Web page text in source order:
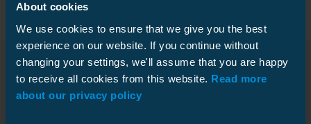
About cookies
We use cookies to ensure that we give you the best
experience on our website. If you continue without
changing your settings, we'll assume that you are happy
to receive all cookies from this website. Read more
about our privacy policy
Mål
Vekt
0.436 kg
Høyde
Kartong
Nedlastinger